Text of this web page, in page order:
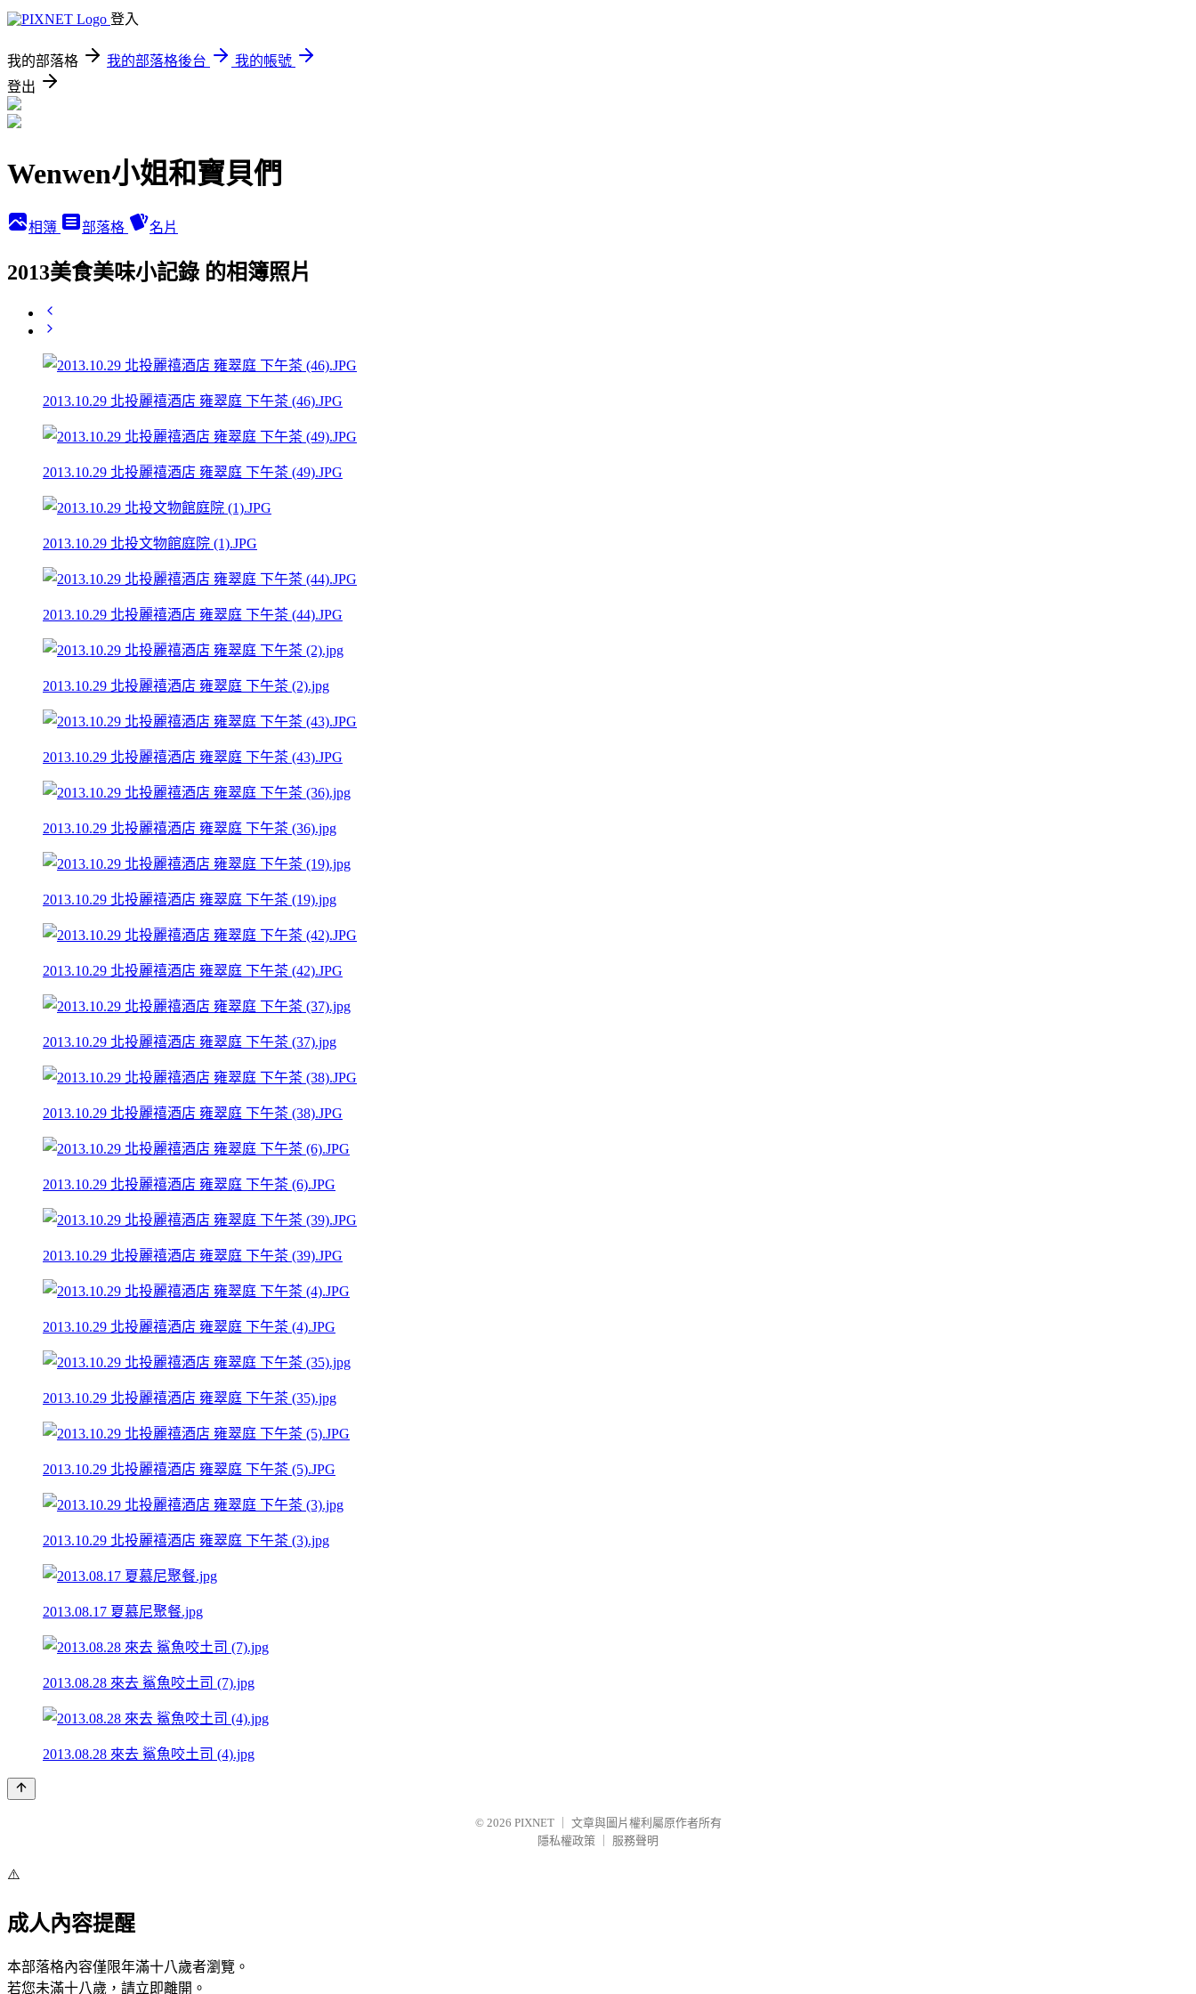
登入
我的部落格 我的部落格後台
我的帳號
登出
Wenwen小姐和寶貝們
相簿 部落格 名片
2013美食美味小記錄 的相簿照片
2013.10.29 北投麗禧酒店 雍翠庭 下午茶 (46).JPG
2013.10.29 北投麗禧酒店 雍翠庭 下午茶 (49).JPG
2013.10.29 北投文物館庭院 (1).JPG
2013.10.29 北投麗禧酒店 雍翠庭 下午茶 (44).JPG
2013.10.29 北投麗禧酒店 雍翠庭 下午茶 (2).jpg
2013.10.29 北投麗禧酒店 雍翠庭 下午茶 (43).JPG
2013.10.29 北投麗禧酒店 雍翠庭 下午茶 (36).jpg
2013.10.29 北投麗禧酒店 雍翠庭 下午茶 (19).jpg
2013.10.29 北投麗禧酒店 雍翠庭 下午茶 (42).JPG
2013.10.29 北投麗禧酒店 雍翠庭 下午茶 (37).jpg
2013.10.29 北投麗禧酒店 雍翠庭 下午茶 (38).JPG
2013.10.29 北投麗禧酒店 雍翠庭 下午茶 (6).JPG
2013.10.29 北投麗禧酒店 雍翠庭 下午茶 (39).JPG
2013.10.29 北投麗禧酒店 雍翠庭 下午茶 (4).JPG
2013.10.29 北投麗禧酒店 雍翠庭 下午茶 (35).jpg
2013.10.29 北投麗禧酒店 雍翠庭 下午茶 (5).JPG
2013.10.29 北投麗禧酒店 雍翠庭 下午茶 (3).jpg
2013.08.17 夏慕尼聚餐.jpg
2013.08.28 來去 鯊魚咬土司 (7).jpg
2013.08.28 來去 鯊魚咬土司 (4).jpg
© 2026 PIXNET
文章與圖片權利屬原作者所有
隱私權政策
服務聲明
⚠️
成人內容提醒
本部落格內容僅限年滿十八歲者瀏覽。
若您未滿十八歲，請立即離開。